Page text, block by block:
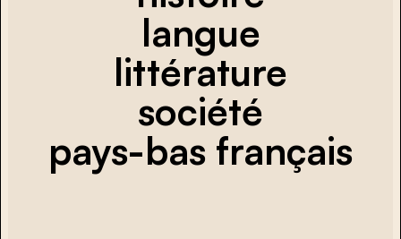
langue
littérature
société
pays-bas français